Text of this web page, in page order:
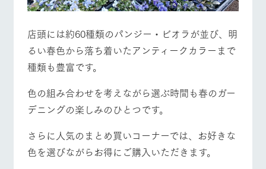
店頭には約60種類のパンジー・ビオラが並び、明
るい春色から落ち着いたアンティークカラーまで
種類も豊富です。
色の組み合わせを考えながら選ぶ時間も春のガー
デニングの楽しみのひとつです。
さらに人気のまとめ買いコーナーでは、お好きな
色を選びながらお得にご購入いただきます。